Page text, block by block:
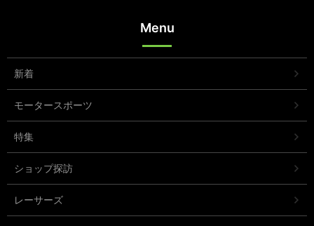
Menu
新着
モータースポーツ
特集
ショップ探訪
レーサーズ